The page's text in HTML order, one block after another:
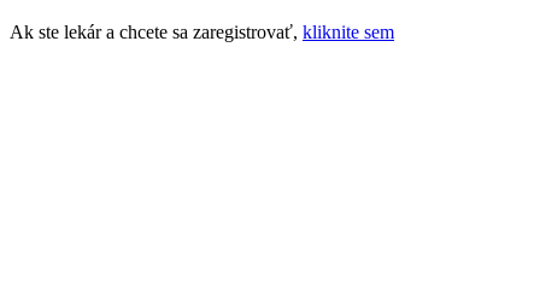
Ak ste lekár a chcete sa zaregistrovať, kliknite sem